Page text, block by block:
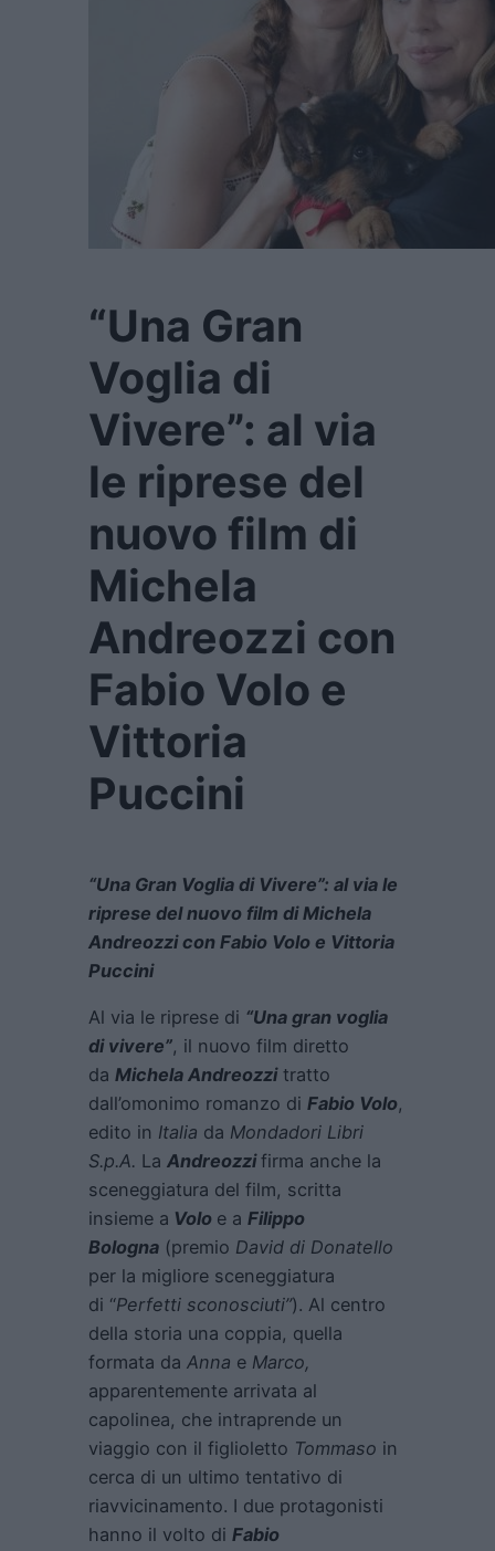
“Una Gran
Voglia di
Vivere”: al via
le riprese del
nuovo film di
Michela
Andreozzi con
Fabio Volo e
Vittoria
Puccini
“Una Gran Voglia di Vivere”: al via le
riprese del nuovo film di Michela
Andreozzi con Fabio Volo e Vittoria
Puccini
Al via le riprese di “Una gran voglia
di vivere”, il nuovo film diretto
da Michela Andreozzitratto
dall’omonimo romanzo di Fabio Volo,
edito in Italia da Mondadori Libri
S.p.A. La Andreozzi firma anche la
sceneggiatura del film, scritta
insieme a Volo e a Filippo
Bologna (premio David di Donatello
per la migliore sceneggiatura
di “Perfetti sconosciuti”). Al centro
della storia una coppia, quella
formata da Anna e Marco,
apparentemente arrivata al
capolinea, che intraprende un
viaggio con il figlioletto Tommaso in
cerca di un ultimo tentativo di
riavvicinamento. I due protagonisti
hanno il volto di Fabio